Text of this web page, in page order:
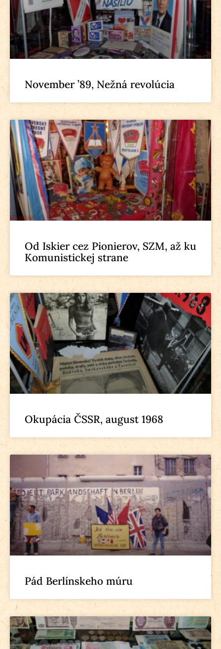
November ’89, Nežná revolúcia
Od Iskier cez Pionierov, SZM, až ku
Komunistickej strane
Okupácia ČSSR, august 1968
Pád Berlínskeho múru